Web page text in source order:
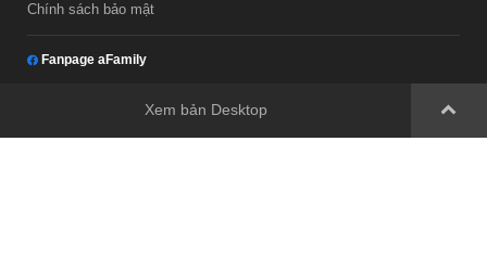
Chính sách bảo mật
Fanpage aFamily
Xem bản Desktop